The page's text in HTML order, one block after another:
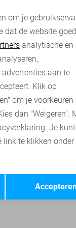
de Yong sweaters
cookies
Opslaan
om je
dat de website goed
analytische en
aan te
Klik op
om je voorkeuren
dan "Weigeren".
Je
te klikken onder